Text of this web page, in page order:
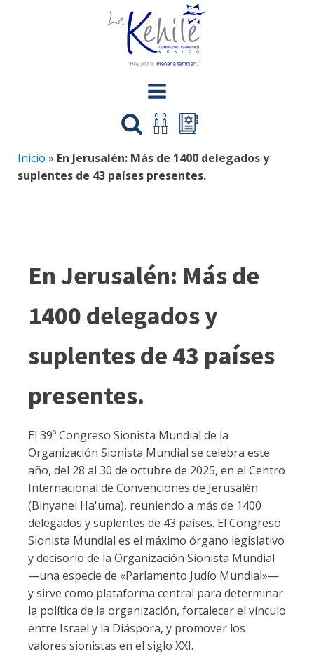
Inicio » En Jerusalén: Más de 1400 delegados y
suplentes de 43 países presentes.
En Jerusalén: Más de
1400 delegados y
suplentes de 43 países
presentes.
El 39º Congreso Sionista Mundial de la
Organización Sionista Mundial se celebra este
año, del 28 al 30 de octubre de 2025, en el Centro
Internacional de Convenciones de Jerusalén
(Binyanei Ha'uma), reuniendo a más de 1400
delegados y suplentes de 43 países. El Congreso
Sionista Mundial es el máximo órgano legislativo
y decisorio de la Organización Sionista Mundial
—una especie de «Parlamento Judío Mundial»—
y sirve como plataforma central para determinar
la política de la organización, fortalecer el vínculo
entre Israel y la Diáspora, y promover los
valores sionistas en el siglo XXI.